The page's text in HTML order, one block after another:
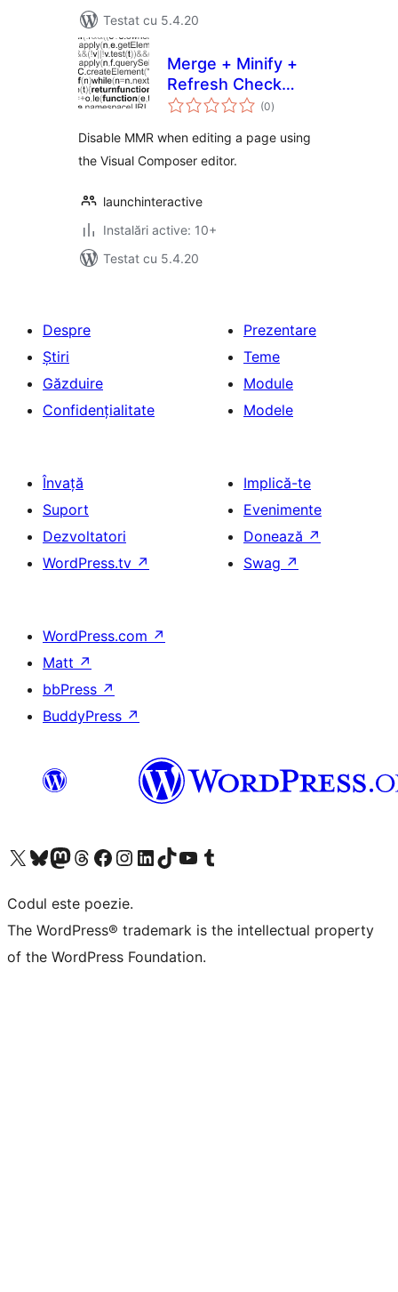
Testat cu 5.4.20
Merge + Minify +
Refresh Check
Visual Composer
(0total
aprecieri
)
Disable MMR when editing a page using
the Visual Composer editor.
launchinteractive
Instalări active: 10+
Testat cu 5.4.20
Despre
Știri
Găzduire
Confidențialitate
Prezentare
Teme
Module
Modele
Învață
Suport
Dezvoltatori
WordPress.tv ↗
Implică-te
Evenimente
Donează ↗
Swag ↗
WordPress.com ↗
Matt ↗
bbPress ↗
BuddyPress ↗
Mergi la contul nostru X (fost Twitter)
Vizitează contul nostru Bluesky
Vizitează contul nostru Mastodon
Vizitează contul nostru Threads
Vizitează pagina noastră Facebook
Vizitează-ne pe Instagram
Vizitează-ne pe LinkedIn
Vizitează contul nostru TikTok
Vizitează canalul nostru YouTube
Vizitează contul nostru Tumblr
Codul este poezie.
The WordPress® trademark is the intellectual property
of the WordPress Foundation.